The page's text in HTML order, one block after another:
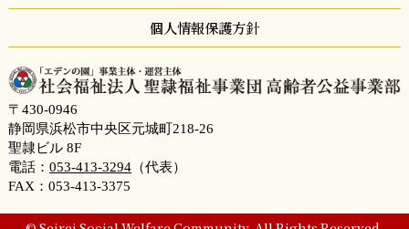
個人情報保護方針
〒430-0946
静岡県浜松市中央区元城町218-26
聖隷ビル 8F
電話： 053-413-3294（代表）
FAX：053-413-3375